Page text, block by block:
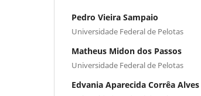
Pedro Vieira Sampaio
Universidade Federal de Pelotas
Matheus Midon dos Passos
Universidade Federal de Pelotas
Edvania Aparecida Corrêa Alves